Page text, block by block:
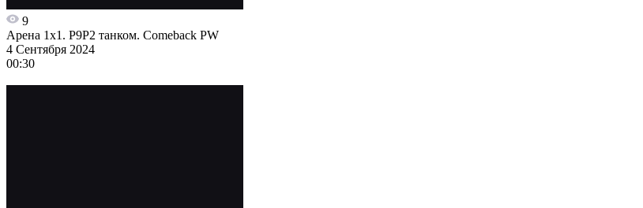
9
Арена 1х1. Р9Р2 танком. Comeback PW
4 Сентября 2024
00:30